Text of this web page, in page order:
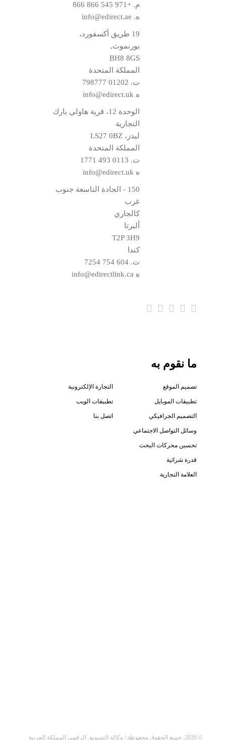
م.+971 545 866 866
ه. info@edirect.ae
19 طريق أكسفورد،
بورنموث,
BH8 8GS
المملكة المتحدة
ت. 01202 798777
ه info@edirect.uk
الوحدة 12، قرية هاولي بارك
التجارية
ليدز، LS27 0BZ
المملكة المتحدة
ت. 0113 493 1771
ه info@edirect.uk
150 - الجادة التاسعة جنوب
غرب
كالجاري
ألبرتا
T2P 3H9
كندا
ت.604 754 7254
ه info@edirectlink.ca
ما نقوم به
تصميم الموقع
تطبيقات الموبايل
التصميم الجرافيكي
وسائل التواصل الاجتماعي
تحسين محركات البحث
قدرة شرائية
العلامة التجارية
التجارة الإلكترونية
تطبيقات الويب
اتصل بنا
© 2026, جميع الحقوق محفوظة | وكالة التسويق الرقمي المملكة العربية